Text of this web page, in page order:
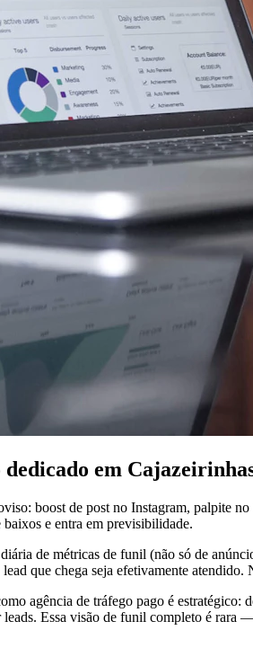
em
boost de post no Instagram, palpite
e entra em previsibilidade.
de métricas de funil (não só de
que chega seja efetivamente
agência de tráfego pago é
Essa visão de funil completo é rara